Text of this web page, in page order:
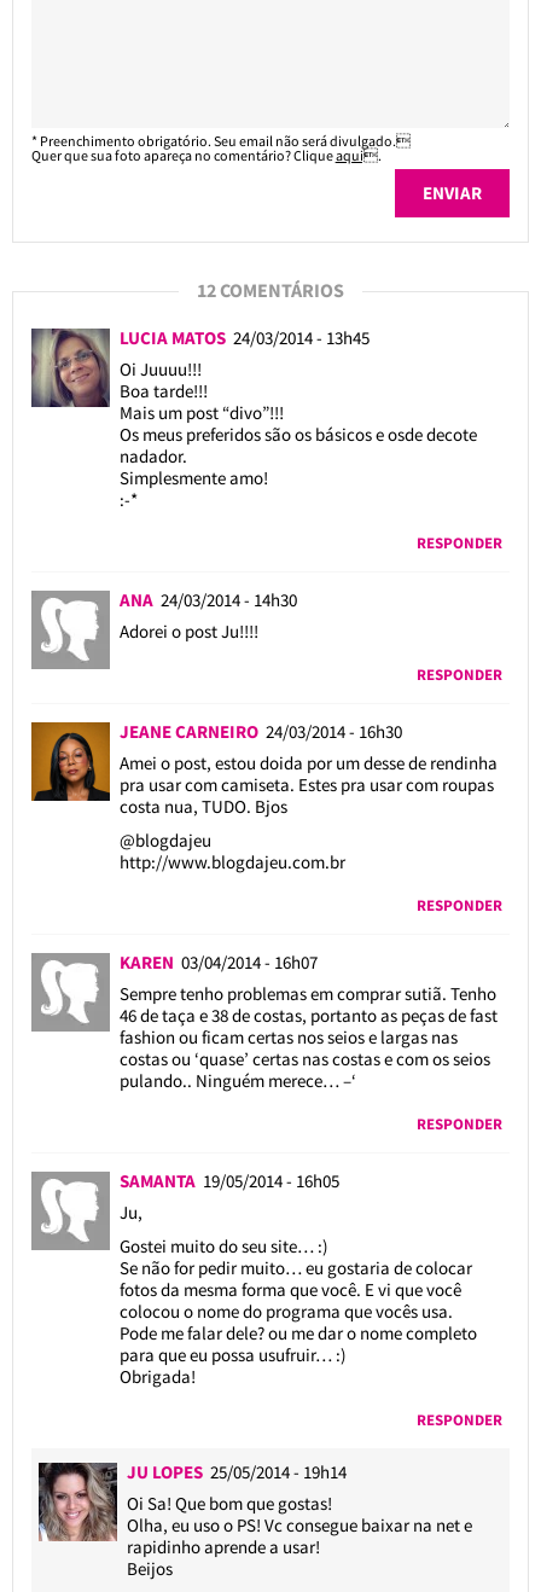
* Preenchimento obrigatório. Seu email não será divulgado.
Quer que sua foto apareça no comentário? Cliqueaqui.
12 COMENTÁRIOS
LUCIA MATOS 24/03/2014 - 13h45
Oi Juuuu!!!
Boa tarde!!!
Mais um post “divo”!!!
Os meus preferidos são os básicos e osde decote
nadador.
Simplesmente amo!
:-*
RESPONDER
ANA 24/03/2014 - 14h30
Adorei o post Ju!!!!
RESPONDER
JEANE CARNEIRO 24/03/2014 - 16h30
Amei o post, estou doida por um desse de rendinha
pra usar com camiseta. Estes pra usar com roupas
costa nua, TUDO. Bjos
@blogdajeu
http://www.blogdajeu.com.br
RESPONDER
KAREN 03/04/2014 - 16h07
Sempre tenho problemas em comprar sutiã. Tenho
46 de taça e 38 de costas, portanto as peças de fast
fashion ou ficam certas nos seios e largas nas
costas ou ‘quase’ certas nas costas e com os seios
pulando.. Ninguém merece… –‘
RESPONDER
SAMANTA 19/05/2014 - 16h05
Ju,
Gostei muito do seu site… :)
Se não for pedir muito… eu gostaria de colocar
fotos da mesma forma que você. E vi que você
colocou o nome do programa que vocês usa.
Pode me falar dele? ou me dar o nome completo
para que eu possa usufruir… :)
Obrigada!
RESPONDER
JU LOPES 25/05/2014 - 19h14
Oi Sa! Que bom que gostas!
Olha, eu uso o PS! Vc consegue baixar na net e
rapidinho aprende a usar!
Beijos